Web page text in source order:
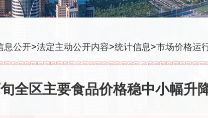
息公开>法定主动公开内容>统计信息>市场价格运
全区主要食品价格稳中小幅升